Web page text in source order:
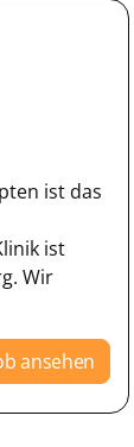
ist das
ist
Wir
ansehen